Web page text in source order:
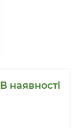
В наявності